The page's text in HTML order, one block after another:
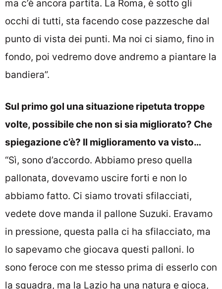
ma c’è ancora partita. La Roma, è sotto gli
occhi di tutti, sta facendo cose pazzesche dal
punto di vista dei punti. Ma noi ci siamo, fino in
fondo, poi vedremo dove andremo a piantare la
bandiera”.
Sul primo gol una situazione ripetuta troppe
volte, possibile che non si sia migliorato? Che
spiegazione c’è? Il miglioramento va visto…
“Sì, sono d’accordo. Abbiamo preso quella
pallonata, dovevamo uscire forti e non lo
abbiamo fatto. Ci siamo trovati sfilacciati,
vedete dove manda il pallone Suzuki. Eravamo
in pressione, questa palla ci ha sfilacciato, ma
lo sapevamo che giocava questi palloni. Io
sono feroce con me stesso prima di esserlo con
la squadra, ma la Lazio ha una natura e gioca,